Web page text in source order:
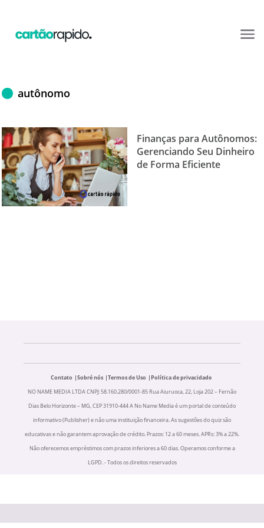
autônomo
Finanças para Autônomos:
Gerenciando Seu Dinheiro
de Forma Eficiente
Contato Sobré nós Termos de Uso
Política de privacidade
NO NAME MEDIA LTDA CNPJ: 58.160.280/0001-85 Rua Aiuruoca, 22, Loja 202 – Fernão
Dias Belo Horizonte – MG, CEP 31910-444 A No Name Media é um portal de conteúdo
informativo (Publisher) e não uma instituição financeira. As sugestões do quiz são
educativas e não garantem aprovação de crédito. Prazos: 12 a 60 meses. APRs: 3% a 22%.
Não oferecemos empréstimos com prazos inferiores a 60 dias. Operamos conforme a
LGPD. - Todos os direitos reservados